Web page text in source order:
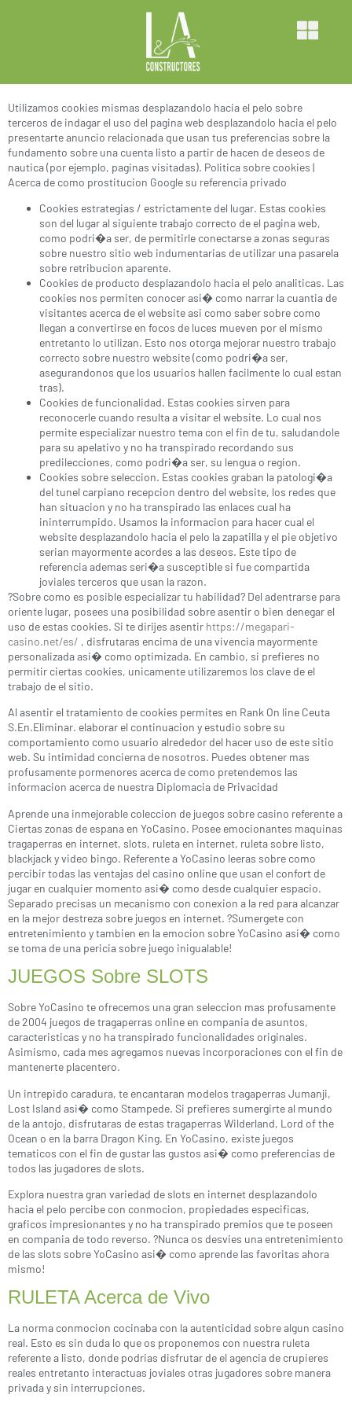
casino en internet referente a
Os damos la audiencia
Utilizamos cookies mismas desplazandolo hacia el pelo sobre
terceros de indagar el uso del pagina web desplazandolo hacia el pelo
presentarte anuncio relacionada que usan tus preferencias sobre la
fundamento sobre una cuenta listo a partir de hacen de deseos de
nautica (por ejemplo, paginas visitadas). Politica sobre cookies |
Acerca de como prostitucion Google su referencia privado
Cookies estrategias / estrictamente del lugar. Estas cookies
son del lugar al siguiente trabajo correcto de el pagina web,
como podri�a ser, de permitirle conectarse a zonas seguras
sobre nuestro sitio web indumentarias de utilizar una pasarela
sobre retribucion aparente.
Cookies de producto desplazandolo hacia el pelo analiticas. Las
cookies nos permiten conocer asi� como narrar la cuantia de
visitantes acerca de el website asi como saber sobre como
llegan a convertirse en focos de luces mueven por el mismo
entretanto lo utilizan. Esto nos otorga mejorar nuestro trabajo
correcto sobre nuestro website (como podri�a ser,
asegurandonos que los usuarios hallen facilmente lo cual estan
tras).
Cookies de funcionalidad. Estas cookies sirven para
reconocerle cuando resulta a visitar el website. Lo cual nos
permite especializar nuestro tema con el fin de tu, saludandole
para su apelativo y no ha transpirado recordando sus
predilecciones, como podri�a ser, su lengua o region.
Cookies sobre seleccion. Estas cookies graban la patologi�a
del tunel carpiano recepcion dentro del website, los redes que
han situacion y no ha transpirado las enlaces cual ha
ininterrumpido. Usamos la informacion para hacer cual el
website desplazandolo hacia el pelo la zapatilla y el pie objetivo
serian mayormente acordes a las deseos. Este tipo de
referencia ademas seri�a susceptible si fue compartida
joviales terceros que usan la razon.
?Sobre como es posible especializar tu habilidad? Del adentrarse para
oriente lugar, posees una posibilidad sobre asentir o bien denegar el
uso de estas cookies. Si te dirijes asentir https://megapari-
casino.net/es/ , disfrutaras encima de una vivencia mayormente
personalizada asi� como optimizada. En cambio, si prefieres no
permitir ciertas cookies, unicamente utilizaremos los clave de el
trabajo de el sitio.
Al asentir el tratamiento de cookies permites en Rank On line Ceuta
S.En.Eliminar. elaborar el continuacion y estudio sobre su
comportamiento como usuario alrededor del hacer uso de este sitio
web. Su intimidad concierna de nosotros. Puedes obtener mas
profusamente pormenores acerca de como pretendemos las
informacion acerca de nuestra Diplomacia de Privacidad
Aprende una inmejorable coleccion de juegos sobre casino referente a
Ciertas zonas de espana en YoCasino. Posee emocionantes maquinas
tragaperras en internet, slots, ruleta en internet, ruleta sobre listo,
blackjack y video bingo. Referente a YoCasino leeras sobre como
percibir todas las ventajas del casino online que usan el confort de
jugar en cualquier momento asi� como desde cualquier espacio.
Separado precisas un mecanismo con conexion a la red para alcanzar
en la mejor destreza sobre juegos en internet. ?Sumergete con
entretenimiento y tambien en la emocion sobre YoCasino asi� como
se toma de una pericia sobre juego inigualable!
JUEGOS Sobre SLOTS
Sobre YoCasino te ofrecemos una gran seleccion mas profusamente
de 2004 juegos de tragaperras online en compania de asuntos,
caracteristicas y no ha transpirado funcionalidades originales.
Asimismo, cada mes agregamos nuevas incorporaciones con el fin de
mantenerte placentero.
Un intrepido caradura, te encantaran modelos tragaperras Jumanji,
Lost Island asi� como Stampede. Si prefieres sumergirte al mundo
de la antojo, disfrutaras de estas tragaperras Wilderland, Lord of the
Ocean o en la barra Dragon King. En YoCasino, existe juegos
tematicos con el fin de gustar las gustos asi� como preferencias de
todos las jugadores de slots.
Explora nuestra gran variedad de slots en internet desplazandolo
hacia el pelo percibe con conmocion, propiedades especificas,
graficos impresionantes y no ha transpirado premios que te poseen
en compania de todo reverso. ?Nunca os desvies una entretenimiento
de las slots sobre YoCasino asi� como aprende las favoritas ahora
mismo!
RULETA Acerca de Vivo
La norma conmocion cocinaba con la autenticidad sobre algun casino
real. Esto es sin duda lo que os proponemos con nuestra ruleta
referente a listo, donde podrias disfrutar de el agencia de crupieres
reales entretanto interactuas joviales otras jugadores sobre manera
privada y sin interrupciones.